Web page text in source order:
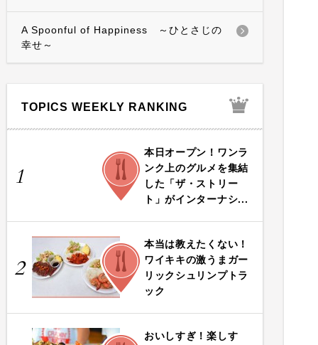
A Spoonful of Happiness ～ひとさじの
幸せ～
TOPICS WEEKLY RANKING
1
FOOD
本日オープン！ワンラ
ンク上のグルメを集結
した「ザ・ストリー
ト」がインターナシ...
2
FOOD
本当は教えたくない！
ワイキキの激うまガー
リックシュリンプトラ
ック
FOOD
おいしすぎ！楽しす